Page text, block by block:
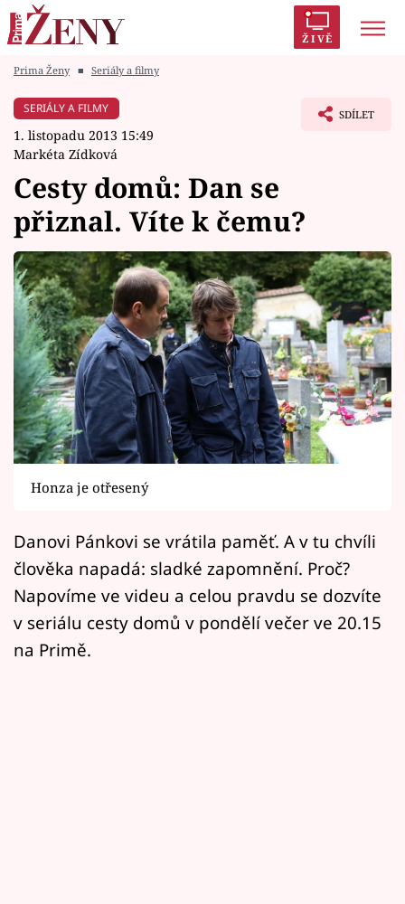
ŽIVĚ
Módní alarm
Témata
Celebrity
Vztahy
Seriály
Horoskopy
Sledujte prima+
Filmový festival Karlovy Vary
Pořady
Mámy sobě
Přihlášení
Prima Ženy ■ Seriály a filmy
SERIÁLY A FILMY
1. listopadu 2013 15:49
Markéta Zídková
SDÍLET
Cesty domů: Dan se
přiznal. Víte k čemu?
Honza je otřesený
Danovi Pánkovi se vrátila paměť. A v tu chvíli
člověka napadá: sladké zapomnění. Proč?
Napovíme ve videu a celou pravdu se dozvíte
v seriálu cesty domů v pondělí večer ve 20.15
na Primě.